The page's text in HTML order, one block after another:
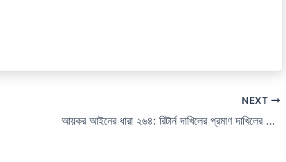
NEXT
আয়কর আইনের ধারা ২৬৪: রিটার্ন দাখিলের প্রমাণ দাখিলের বাধ্যবাধকতা।